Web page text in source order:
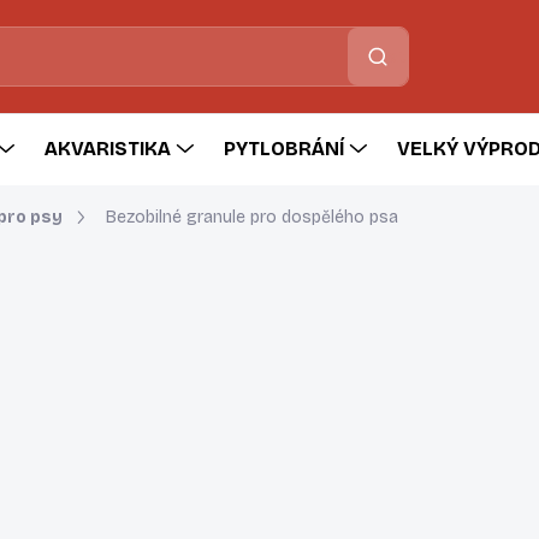
Hledat
AKVARISTIKA PYTLOBRÁNÍ VELKÝ
psy Bezobilné granule pro dospělého psa